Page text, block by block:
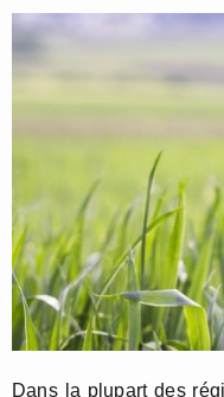
Dans la plupart des